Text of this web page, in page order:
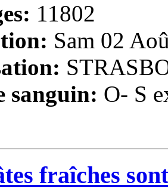
11802
Sam 02
sanguin: O- S
fraîches